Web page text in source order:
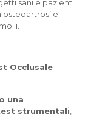
sani e pazienti
osteoartrosi e
Occlusale
una
strumentali